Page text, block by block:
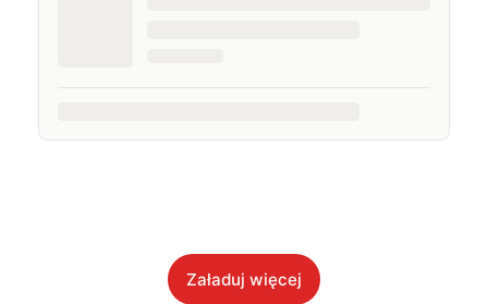
Załaduj więcej